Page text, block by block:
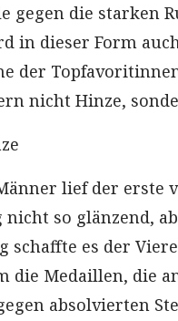
gegen die starken
in dieser Form
der
nicht Hinze,
lief der erste
nicht so glänzend,
schaffte es der
die Medaillen, die
absolvierten